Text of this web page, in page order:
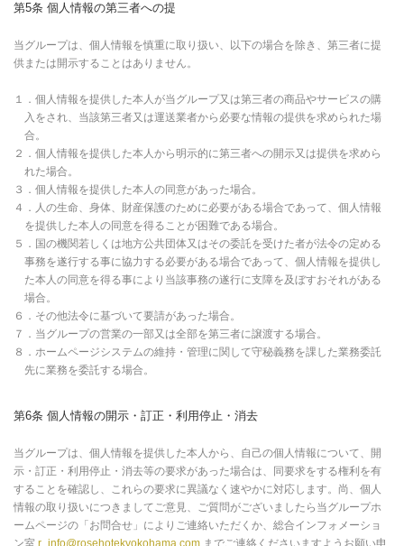
第5条 個人情報の第三者への提
当グループは、個人情報を慎重に取り扱い、以下の場合を除き、第三者に提
供または開示することはありません。
１．個人情報を提供した本人が当グループ又は第三者の商品やサービスの購
入をされ、当該第三者又は運送業者から必要な情報の提供を求められた場
合。
２．個人情報を提供した本人から明示的に第三者への開示又は提供を求めら
れた場合。
３．個人情報を提供した本人の同意があった場合。
４．人の生命、身体、財産保護のために必要がある場合であって、個人情報
を提供した本人の同意を得ることが困難である場合。
５．国の機関若しくは地方公共団体又はその委託を受けた者が法令の定める
事務を遂行する事に協力する必要がある場合であって、個人情報を提供し
た本人の同意を得る事により当該事務の遂行に支障を及ぼすおそれがある
場合。
６．その他法令に基づいて要請があった場合。
７．当グループの営業の一部又は全部を第三者に譲渡する場合。
８．ホームページシステムの維持・管理に関して守秘義務を課した業務委託
先に業務を委託する場合。
第6条 個人情報の開示・訂正・利用停止・消去
当グループは、個人情報を提供した本人から、自己の個人情報について、開
示・訂正・利用停止・消去等の要求があった場合は、同要求をする権利を有
することを確認し、これらの要求に異議なく速やかに対応します。尚、個人
情報の取り扱いにつきましてご意見、ご質問がございましたら当グループホ
ームページの「お問合せ」によりご連絡いただくか、総合インフォメーショ
ン室 r_info@rosehotekyokohama.com までご連絡くださいますようお願い申